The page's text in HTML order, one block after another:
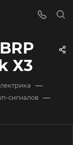
Х3
—
сигналов —